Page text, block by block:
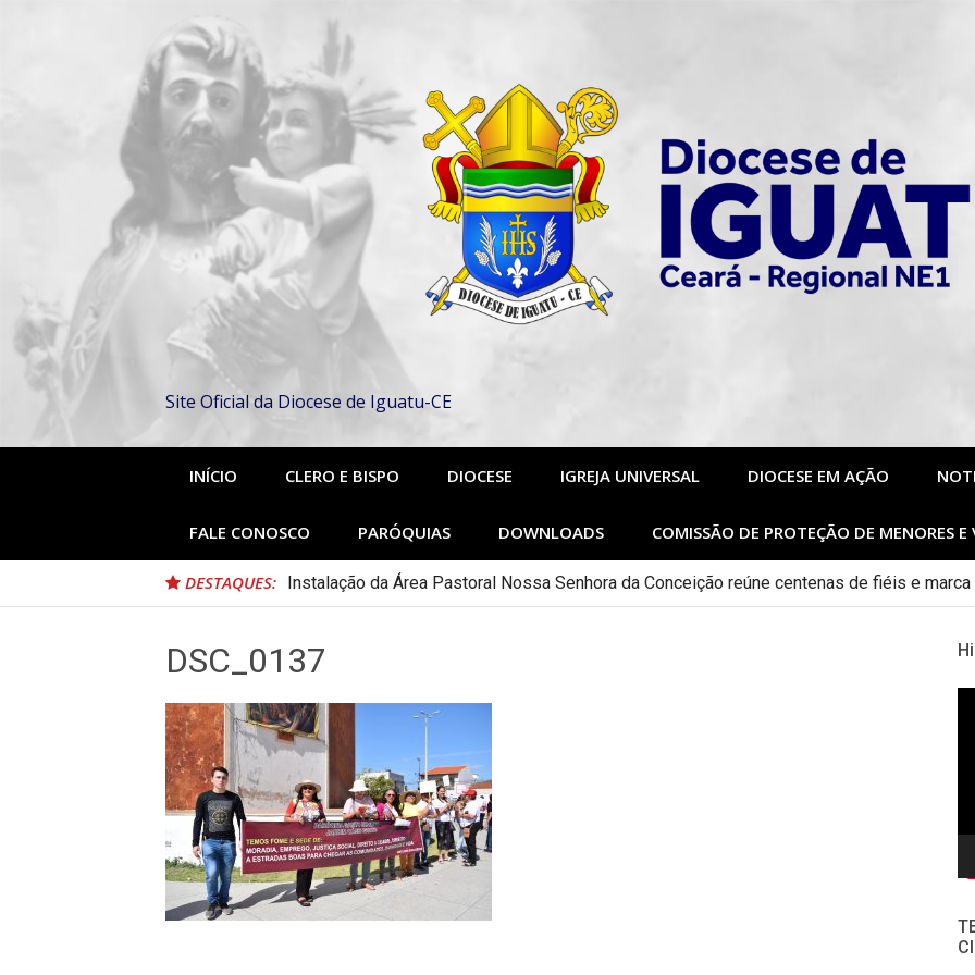
Site Oficial da Diocese de Iguatu-CE
INÍCIO CLERO E BISPO DIOCESE IGREJA UNIVERSAL DIOCESE EM AÇÃO
FALE CONOSCO PARÓQUIAS DOWNLOADS COMISSÃO DE PROTEÇÃO DE MENORES E
DESTAQUES: Nomeação da Comissão da Escola Diaconal São Lourenço
DSC_0137